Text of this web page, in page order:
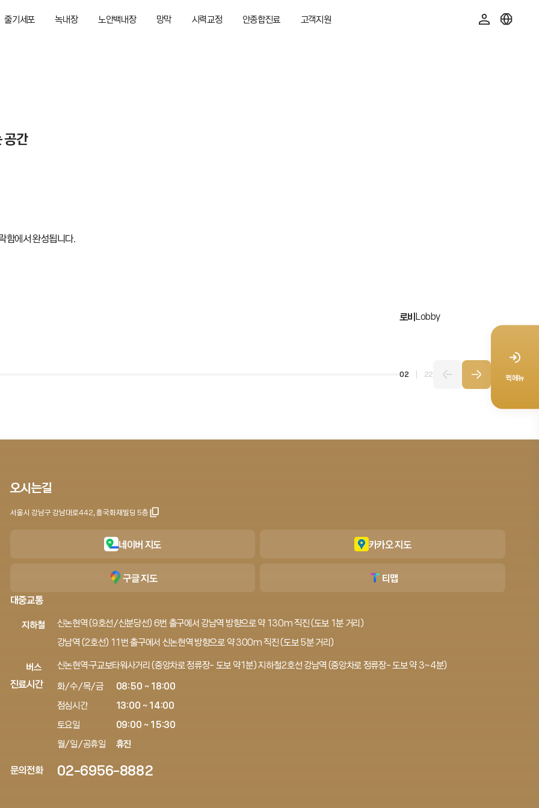
줄기세포 녹내장 노안백내장 망막 시력교정 안종합진료 고객지원
공간
함에서 완성됩니다.
로비Lobby
02 22
오시는길
서울시 강남구 강남대로442, 흥국화재빌딩 5층
네이버 지도 카카오 지도
구글 지도
티맵
대중교통
지하철
신논현역 (9호선/신분당선) 6번 출구에서 강남역 방향으로 약 130m 직진 (도보 1분 거리)
강남역 (2호선) 11번 출구에서 신논현역 방향으로 약 300m 직진 (도보 5분 거리)
버스
신논현역·구교보타워사거리 (중앙차로 정류장- 도보 약1분) 지하철2호선 강남역 (중앙차로 정류장- 도보 약 3~4분)
진료시간 화/수/목/금
08:50 ~ 18:00
점심시간
13:00 ~ 14:00
토요일
09:00 ~ 15:30
월/일/공휴일
휴진
문의전화 02-6956-8882
퀵메뉴